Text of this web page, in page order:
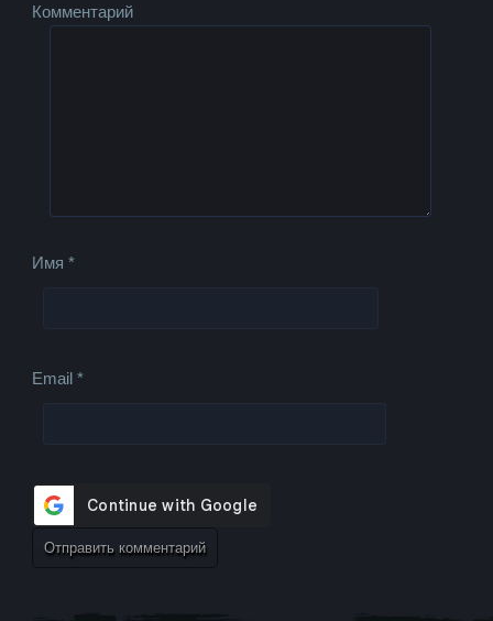
Комментарий
Имя*
Email*